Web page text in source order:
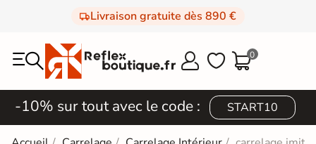
Livraison gratuite dès 890 €
  0
-10% sur tout avec le code : START10